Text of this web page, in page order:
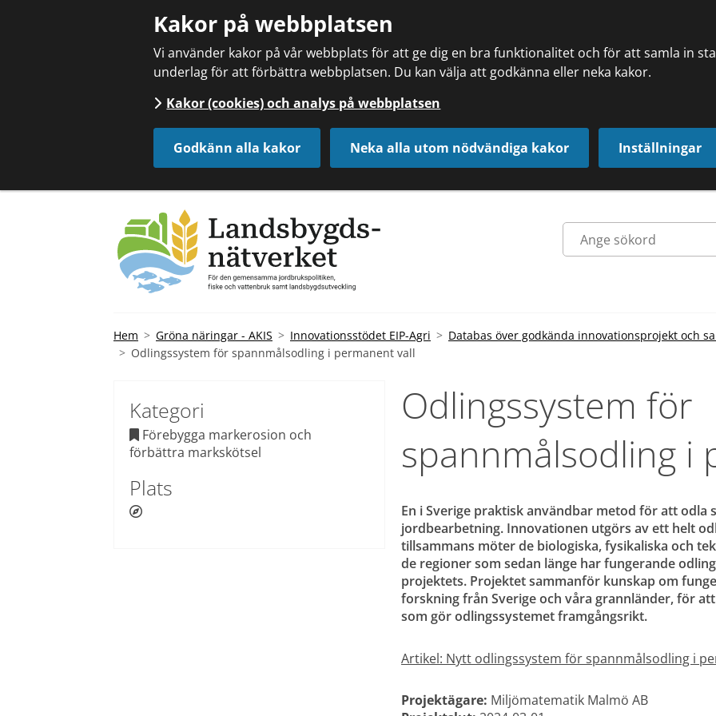
Kakor på webbplatsen
Vi använder kakor på vår webbplats för att ge dig en bra funktionalitet och för att samla in
underlag för att förbättra webbplatsen. Du kan välja att godkänna eller neka kakor.
Kakor (cookies) och analys på webbplatsen
Godkänn alla kakor Neka alla utom nödvändiga kakor Inställningar
Hem Gröna näringar - AKIS Innovationsstödet EIP-Agri
Databas över godkända innovationsprojekt och
Odlingssystem för spannmålsodling i permanent vall
Odlingssystem för
spannmålsodling i
En i Sverige praktisk användbar metod för att odla
jordbearbetning. Innovationen utgörs av ett helt
tillsammans möter de biologiska, fysikaliska och
de regioner som sedan länge har fungerande
projektets. Projektet sammanför kunskap om
forskning från Sverige och våra grannländer, för
som gör odlingssystemet framgångsrikt.
Artikel: Nytt odlingssystem för spannmålsodling i
Projektägare: Miljömatematik Malmö AB
Kategori
Förebygga markerosion och
förbättra markskötsel
Plats
